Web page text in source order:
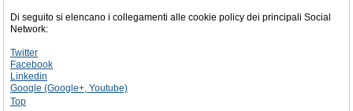
Di seguito si elencano i collegamenti alle cookie policy dei principali Social
Network:
Twitter
Facebook
Linkedin
Google (Google+, Youtube)
Top